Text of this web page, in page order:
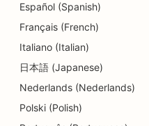
SEO dla usług
SEO dla klinik
SEO dla delikatesów
SEO dla restauracji
Español (Spanish)
Français (French)
Italiano (Italian)
日本語 (Japanese)
Nederlands (Nederlands)
Polski (Polish)